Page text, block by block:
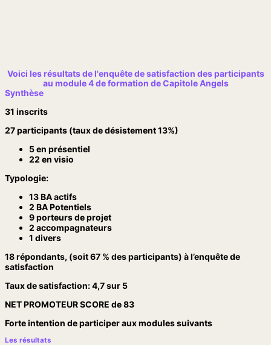
Voici les résultats de l'enquête de satisfaction des participants
au module 4 de formation de Capitole Angels
Synthèse
31 inscrits
27 participants (taux de désistement13%)
5en présentiel
22 en visio
Typologie:
13 BA actifs
2 BA Potentiels
9porteurs de projet
2 accompagnateurs
1 divers
18 répondants, (soit 67 % des participants) à l’enquête de
satisfaction
Taux de satisfaction: 4,7 sur 5
NET PROMOTEUR SCORE de83
Forte intention de participer aux modules suivants
Les résultats